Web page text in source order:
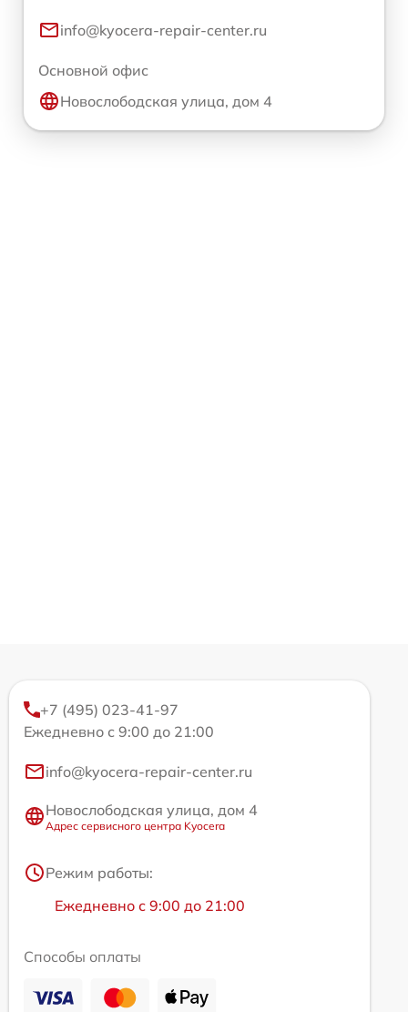
info@kyocera-repair-center.ru
Основной офис
Новослободская улица, дом 4
+7 (495) 023-41-97
Ежедневно с 9:00 до 21:00
info@kyocera-repair-center.ru
Новослободская улица, дом 4
Адрес сервисного центра Kyocera
Режим работы:
Ежедневно с 9:00 до 21:00
Способы оплаты